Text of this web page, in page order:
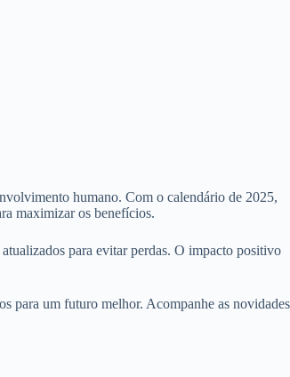
humano. Com o calendário de 2025,
maximizar os benefícios.
para evitar perdas. O impacto positivo
para um futuro melhor. Acompanhe as novidades